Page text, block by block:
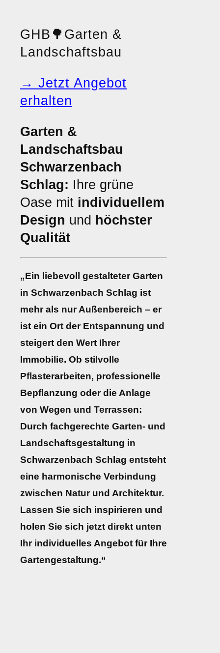
GHB 🌳 Garten &
Landschaftsbau
→ Jetzt Angebot
erhalten
Garten &
Landschaftsbau
Schwarzenbach
Schlag: Ihre grüne
Oase mit individuellem
Design und höchster
Qualität
„Ein liebevoll gestalteter Garten
in Schwarzenbach Schlag ist
mehr als nur Außenbereich – er
ist ein Ort der Entspannung und
steigert den Wert Ihrer
Immobilie. Ob stilvolle
Pflasterarbeiten, professionelle
Bepflanzung oder die Anlage
von Wegen und Terrassen:
Durch fachgerechte Garten- und
Landschaftsgestaltung in
Schwarzenbach Schlag entsteht
eine harmonische Verbindung
zwischen Natur und Architektur.
Lassen Sie sich inspirieren und
holen Sie sich jetzt direkt unten
Ihr individuelles Angebot für Ihre
Gartengestaltung.“